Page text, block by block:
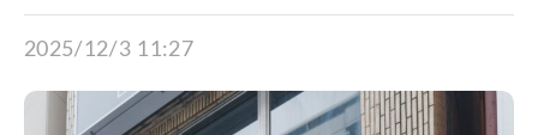
2025/12/3 11:27